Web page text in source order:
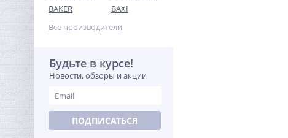
Муфта редукция 1" x 3/4"
(ВР) латунь UNI-FITT
254,72
BAKER
BAXI
Все производители
Будьте в курсе!
Новости, обзоры и акции
ПОДПИСАТЬСЯ